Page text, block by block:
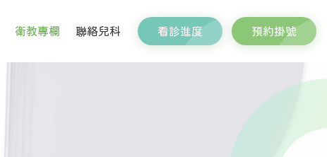
衛教專欄 聯絡兒科 看診進度 預約掛號